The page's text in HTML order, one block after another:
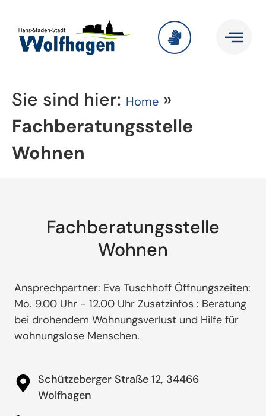
Sie sind hier: Home »
Fachberatungsstelle
Wohnen
Fachberatungsstelle
Wohnen
Ansprechpartner: Eva Tuschhoff Öffnungszeiten:
Mo. 9.00 Uhr - 12.00 Uhr Zusatzinfos : Beratung
bei drohendem Wohnungsverlust und Hilfe für
wohnungslose Menschen.
Schützeberger Straße 12, 34466
Wolfhagen